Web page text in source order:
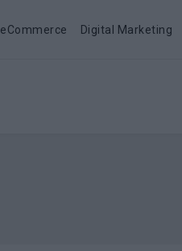
eCommerce Digital Marketing